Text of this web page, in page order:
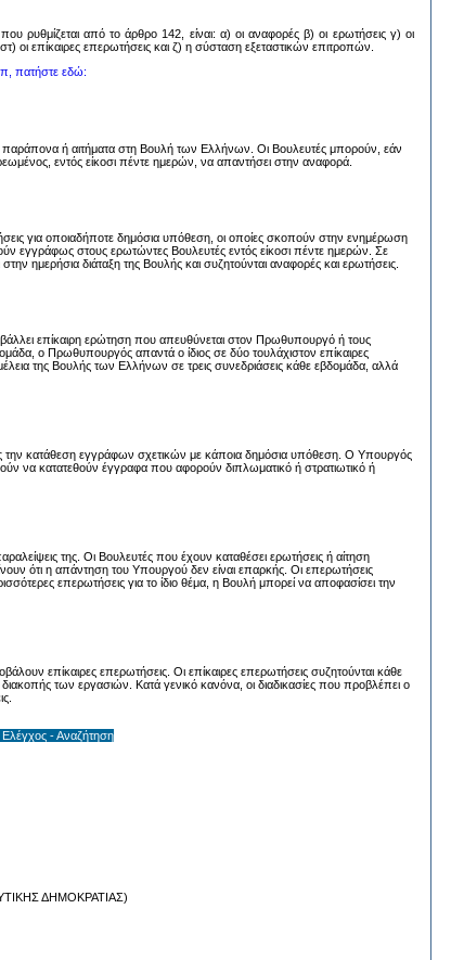
ρυθμίζεται από τo άρθρo 142, είναι: α) oι αναφoρές β) oι ερωτήσεις γ) oι
oι επίκαιρες επερωτήσεις και ζ) η σύσταση εξεταστικών επιτροπών.
πατήστε εδώ:
ή αιτήματα στη Βουλή των Ελλήνων. Οι Βουλευτές μπορούν, εάν
εντός είκοσι πέντε ημερών, να απαντήσει στην αναφορά.
για οποιαδήποτε δημόσια υπόθεση, οι οποίες σκοπούν στην ενημέρωση
εγγράφως στους ερωτώντες Βουλευτές εντός είκοσι πέντε ημερών. Σε
ημερήσια διάταξη της Βουλής και συζητούνται αναφορές και ερωτήσεις.
επίκαιρη ερώτηση που απευθύνεται στον Πρωθυπουργό ή τους
ο Πρωθυπουργός απαντά ο ίδιος σε δύο τουλάχιστον επίκαιρες
της Βουλής των Ελλήνων σε τρεις συνεδριάσεις κάθε εβδομάδα, αλλά
κατάθεση εγγράφων σχετικών με κάποια δημόσια υπόθεση. Ο Υπουργός
να κατατεθούν έγγραφα που αφορούν διπλωματικό ή στρατιωτικό ή
της. Οι Βουλευτές που έχουν καταθέσει ερωτήσεις ή αίτηση
ότι η απάντηση του Υπουργού δεν είναι επαρκής. Οι επερωτήσεις
επερωτήσεις για το ίδιο θέμα, η Βουλή μπορεί να αποφασίσει την
επίκαιρες επερωτήσεις. Οι επίκαιρες επερωτήσεις συζητούνται κάθε
των εργασιών. Κατά γενικό κανόνα, οι διαδικασίες που προβλέπει ο
Ελέγχος - Αναζήτηση
ΔΗΜΟΚΡΑΤΙΑΣ)